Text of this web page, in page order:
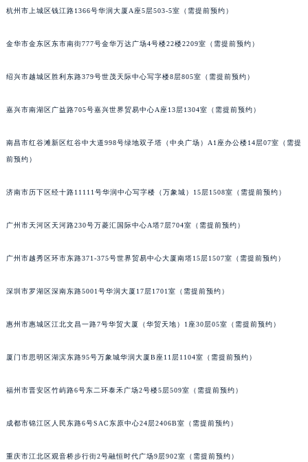
杭州市上城区钱江路1366号华润大厦A座5层503-5室（需提前预约）
金华市金东区东市南街777号金华万达广场4号楼22楼2209室（需提前预约）
绍兴市越城区胜利东路379号世茂天际中心写字楼8层805室（需提前预约）
嘉兴市南湖区广益路705号嘉兴世界贸易中心A座13层1304室（需提前预约）
南昌市红谷滩新区红谷中大道998号绿地双子塔（中央广场）A1座办公楼14层07室（需提
前预约）
济南市历下区经十路11111号华润中心写字楼（万象城）15层1508室（需提前预约）
广州市天河区天河路230号万菱汇国际中心A塔7层704室（需提前预约）
广州市越秀区环市东路371-375号世界贸易中心大厦南塔15层1507室（需提前预约）
深圳市罗湖区深南东路5001号华润大厦17层1701室（需提前预约）
惠州市惠城区江北文昌一路7号华贸大厦（华贸天地）1座30层05室（需提前预约）
厦门市思明区湖滨东路95号万象城华润大厦B座11层1104室（需提前预约）
福州市晋安区竹屿路6号东二环泰禾广场2号楼5层509室（需提前预约）
成都市锦江区人民东路6号SAC东原中心24层2406B室（需提前预约）
重庆市江北区观音桥步行街2号融恒时代广场9层902室（需提前预约）